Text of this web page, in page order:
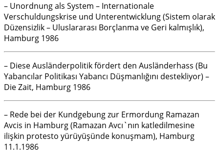
– Unordnung als System – Internationale
Verschuldungskrise und Unterentwicklung (Sistem olarak
Düzensizlik – Uluslararası Borçlanma ve Geri kalmışlık),
Hamburg 1986
– Diese Ausländerpolitik fördert den Ausländerhass (Bu
Yabancılar Politikası Yabancı Düşmanlığını destekliyor) –
Die Zait, Hamburg 1986
– Rede bei der Kundgebung zur Ermordung Ramazan
Avcis in Hamburg (Ramazan Avcı`nın katledilmesine
ilişkin protesto yürüyüşünde konuşmam), Hamburg
11.1.1986